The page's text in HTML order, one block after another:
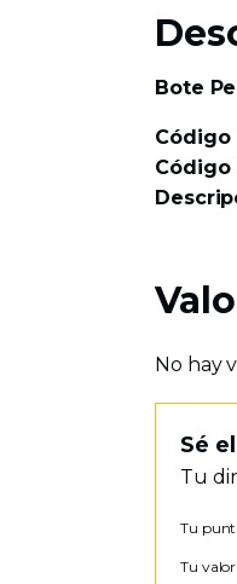
Bote
Código
Código
No hay
Sé
Tu
Tu
Tu